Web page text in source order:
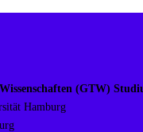
(GTW)
Hamburg